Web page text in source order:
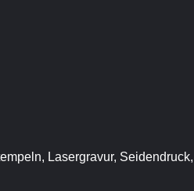
Lasergravur,